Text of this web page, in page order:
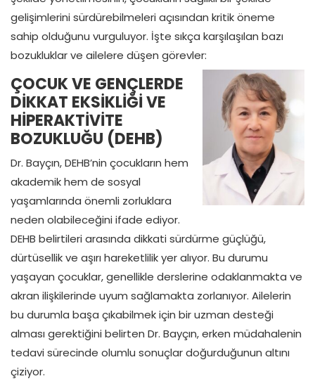
gelişimlerini sürdürebilmeleri açısından kritik öneme
sahip olduğunu vurguluyor. İşte sıkça karşılaşılan bazı
bozukluklar ve ailelere düşen görevler:
ÇOCUK VE GENÇLERDE
DİKKAT EKSİKLİĞİ VE
HİPERAKTİVİTE
BOZUKLUĞU (DEHB)
Dr. Bayçın, DEHB’nin çocukların hem
akademik hem de sosyal
yaşamlarında önemli zorluklara
neden olabileceğini ifade ediyor.
DEHB belirtileri arasında dikkati sürdürme güçlüğü,
dürtüsellik ve aşırı hareketlilik yer alıyor. Bu durumu
yaşayan çocuklar, genellikle derslerine odaklanmakta ve
akran ilişkilerinde uyum sağlamakta zorlanıyor. Ailelerin
bu durumla başa çıkabilmek için bir uzman desteği
alması gerektiğini belirten Dr. Bayçın, erken müdahalenin
tedavi sürecinde olumlu sonuçlar doğurduğunun altını
çiziyor.